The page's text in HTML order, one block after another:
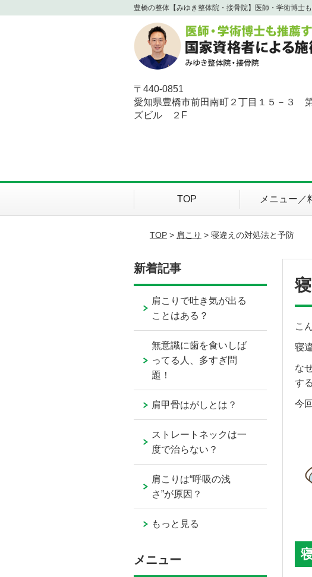
豊橋の整体【みゆき整体院・接骨院】医師・学術博士
〒440-0851
愛知県豊橋市前田南町２丁目１５－３
ズビル ２F
TOP メニュー／
TOP> 肩こり > 寝違えの対処法と予防
こ
寝
な
す
今
新着記事
肩こりで吐き気が出る
ことはある？
無意識に歯を食いしば
ってる人、多すぎ問
題！
肩甲骨はがしとは？
ストレートネックは一
度で治らない？
肩こりは“呼吸の浅
さ”が原因？
もっと見る
メニュー